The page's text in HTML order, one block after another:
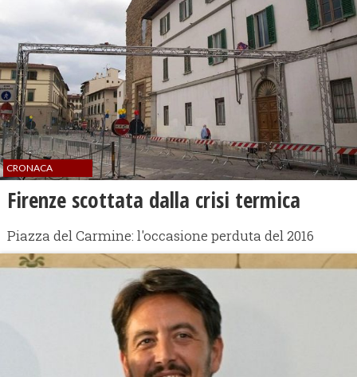
CRONACA
Firenze scottata dalla crisi termica
Piazza del Carmine: l'occasione perduta del 2016